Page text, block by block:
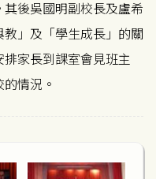
後吳國明副校長及盧希
」及「學生成長」的關
家長到課室會見班主
情況。